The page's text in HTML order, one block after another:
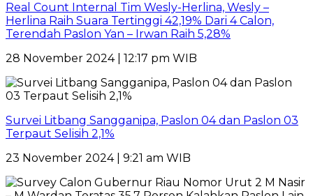
Real Count Internal Tim Wesly-Herlina, Wesly –
Herlina Raih Suara Tertinggi 42,19% Dari 4 Calon,
Terendah Paslon Yan – Irwan Raih 5,28%
28 November 2024 | 12:17 pm WIB
Survei Litbang Sangganipa, Paslon 04 dan Paslon 03
Terpaut Selisih 2,1%
23 November 2024 | 9:21 am WIB